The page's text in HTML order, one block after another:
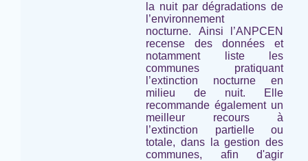
la nuit par dégradations de
l’environnement
nocturne. Ainsi l’ANPCEN
recense des données et
notamment liste les
communes pratiquant
l’extinction nocturne en
milieu de nuit. Elle
recommande également un
meilleur recours à
l’extinction partielle ou
totale, dans la gestion des
communes, afin d'agir